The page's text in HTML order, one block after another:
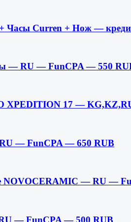
Часы Curren + Нож —
— RU — FunCPA — 550
XPEDITION 17 —
— FunCPA — 650 RUB
NOVOCERAMIC — RU —
— FunCPA — 500 RUB